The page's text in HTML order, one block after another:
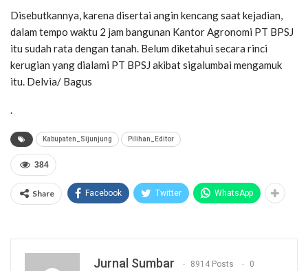
Disebutkannya, karena disertai angin kencang saat kejadian,
dalam tempo waktu 2 jam bangunan Kantor Agronomi PT BPSJ
itu sudah rata dengan tanah. Belum diketahui secara rinci
kerugian yang dialami PT BPSJ akibat sigalumbai mengamuk
itu. Delvia/ Bagus
.
Kabupaten_Sijunjung Pilihan_Editor
384
Share Facebook Twitter WhatsApp
Jurnal Sumbar 8914 Posts 0